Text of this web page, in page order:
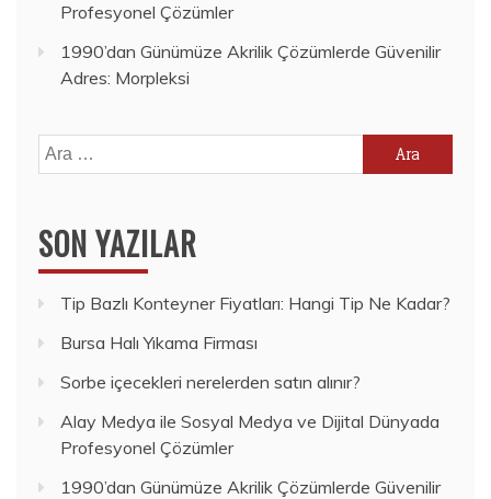
Profesyonel Çözümler
1990’dan Günümüze Akrilik Çözümlerde Güvenilir
Adres: Morpleksi
Arama:
SON YAZILAR
Tip Bazlı Konteyner Fiyatları: Hangi Tip Ne Kadar?
Bursa Halı Yıkama Firması
Sorbe içecekleri nerelerden satın alınır?
Alay Medya ile Sosyal Medya ve Dijital Dünyada
Profesyonel Çözümler
1990’dan Günümüze Akrilik Çözümlerde Güvenilir